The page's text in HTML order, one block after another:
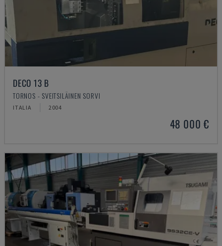
DECO 13 B
TORNOS - SVEITSILÄINEN SORVI
ITALIA 2004
48 000 €